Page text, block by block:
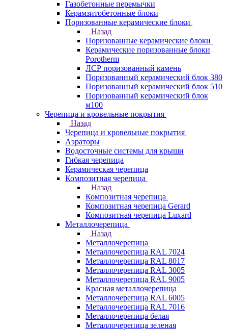
Газобетонные перемычки
Керамзитобетонные блоки
Поризованные керамические блоки
Назад
Поризованные керамические блоки
Керамические поризованные блоки
Porotherm
ЛСР поризованный камень
Поризованный керамический блок 380
Поризованный керамический блок 510
Поризованный керамический блок
м100
Черепица и кровельные покрытия
Назад
Черепица и кровельные покрытия
Аэраторы
Водосточные системы для крыши
Гибкая черепица
Керамическая черепица
Композитная черепица
Назад
Композитная черепица
Композитная черепица Gerard
Композитная черепица Luxard
Металлочерепица
Назад
Металлочерепица
Металлочерепица RAL 7024
Металлочерепица RAL 8017
Металлочерепица RAL 3005
Металлочерепица RAL 9005
Красная металлочерепица
Металлочерепица RAL 6005
Металлочерепица RAL 7016
Металлочерепица белая
Металлочерепица зеленая